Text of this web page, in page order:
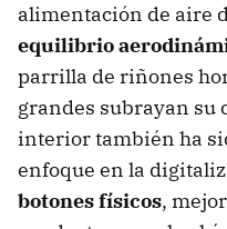
alimentación de aire
equilibrio
parrilla de riñones
grandes subrayan su
interior también ha
enfoque en la
botones físicos,